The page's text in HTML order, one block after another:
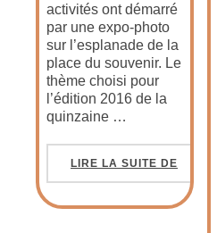
activités ont démarré
par une expo-photo
sur l’esplanade de la
place du souvenir. Le
thème choisi pour
l’édition 2016 de la
quinzaine …
LIRE LA SUITE DE